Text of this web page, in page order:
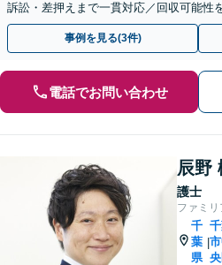
訴訟・差押えまで一貫対応／回収可能性
駅4分】【夜間・土日相談◎】
事例を見る(3件)
電話でお問い合わせ
辰野
護士
ファミ
千
葉
県
|